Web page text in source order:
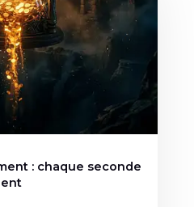
: chaque seconde